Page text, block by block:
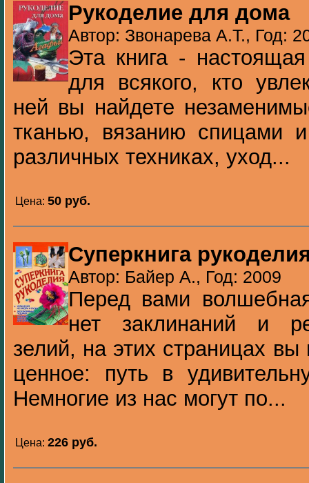
Рукоделие для дома
Автор: Звонарева А.Т., Год:
Эта книга -
для всякого, кто
ней вы найдете
тканью, вязанию спицами
различных техниках, уход...
Цена: 50 pуб.
Суперкнига
Автор: Байер А., Год: 2009
Перед вами
нет заклинаний и
зелий, на этих страницах вы
ценное: путь в
Немногие из нас могут по...
Цена: 226 pуб.